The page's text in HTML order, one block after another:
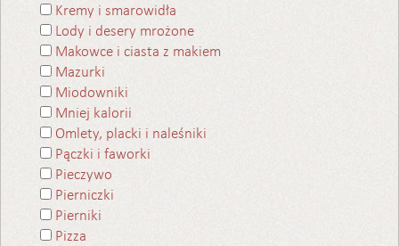
Kremy i smarowidła
Lody i desery mrożone
Makowce i ciasta z makiem
Mazurki
Miodowniki
Mniej kalorii
Omlety, placki i naleśniki
Pączki i faworki
Pieczywo
Pierniczki
Pierniki
Pizza